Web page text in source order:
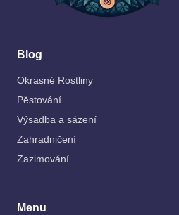
Blog
Okrasné Rostliny
Pěstování
Výsadba a sázení
Zahradničení
Zazimování
Menu